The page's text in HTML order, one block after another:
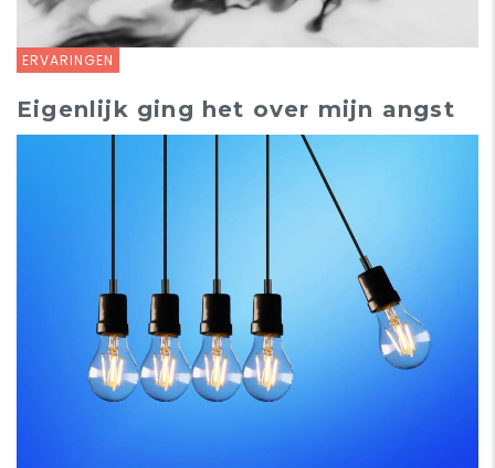
ERVARINGEN
Eigenlijk ging het over mijn angst